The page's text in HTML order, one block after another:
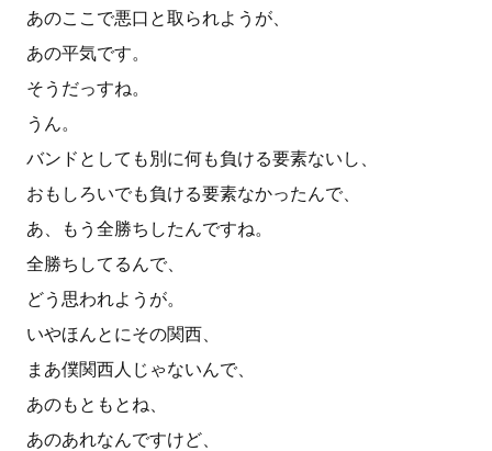
あのここで悪口と取られようが、
あの平気です。
そうだっすね。
うん。
バンドとしても別に何も負ける要素ないし、
おもしろいでも負ける要素なかったんで、
あ、もう全勝ちしたんですね。
全勝ちしてるんで、
どう思われようが。
いやほんとにその関西、
まあ僕関西人じゃないんで、
あのもともとね、
あのあれなんですけど、